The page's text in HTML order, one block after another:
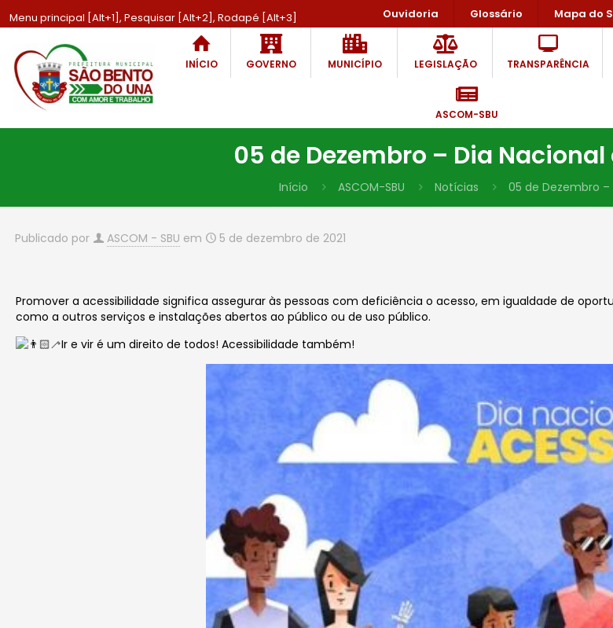
Menu principal [Alt+1], Pesquisar [Alt+2], Rodapé [Alt+3] Ouvidoria Glossário Mapa do
INÍCIO GOVERNO MUNICÍPIO LEGISLAÇÃO TRANSPARÊNCIA
ASCOM-SBU
05 de Dezembro – Dia
Início ASCOM-SBU Notícias 05 de Dezembro –
Publicado por ASCOM - SBU em 5 de dezembro de 2021
Promover a acessibilidade significa assegurar às pessoas com deficiência o acesso, em igualdade de
como a outros serviços e instalações abertos ao público ou de uso público.
Ir e vir é um direito de todos! Acessibilidade também!